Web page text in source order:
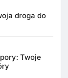
droga do
Twoje